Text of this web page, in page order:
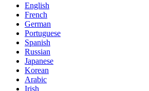
English
French
German
Portuguese
Spanish
Russian
Japanese
Korean
Arabic
Irish